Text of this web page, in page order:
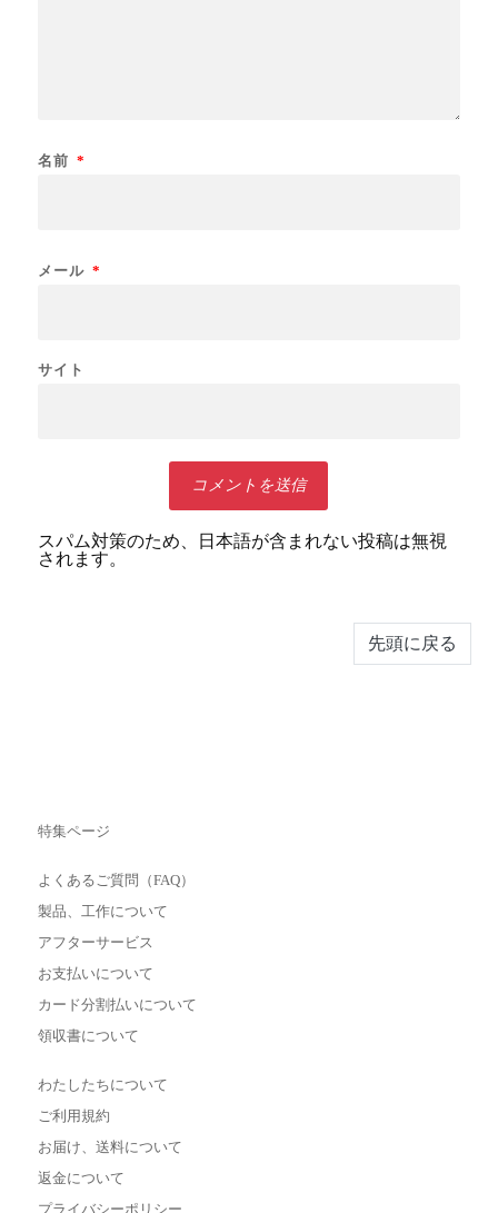
名前 *
メール *
サイト
スパム対策のため、日本語が含まれない投稿は無視
されます。
先頭に戻る
特集ページ
よくあるご質問（FAQ）
製品、工作について
アフターサービス
お支払いについて
カード分割払いについて
領収書について
わたしたちについて
ご利用規約
お届け、送料について
返金について